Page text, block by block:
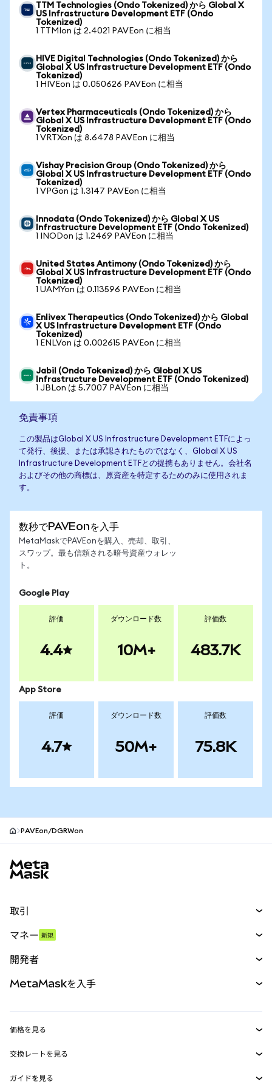
TTM Technologies (Ondo Tokenized) から Global X
US Infrastructure Development ETF (Ondo
Tokenized)
1 TTMIon は 2.4021 PAVEon に相当
HIVE Digital Technologies (Ondo Tokenized) から
Global X US Infrastructure Development ETF (Ondo
Tokenized)
1 HIVEon は 0.050626 PAVEon に相当
Vertex Pharmaceuticals (Ondo Tokenized) から
Global X US Infrastructure Development ETF (Ondo
Tokenized)
1 VRTXon は 8.6478 PAVEon に相当
Vishay Precision Group (Ondo Tokenized) から
Global X US Infrastructure Development ETF (Ondo
Tokenized)
1 VPGon は 1.3147 PAVEon に相当
Innodata (Ondo Tokenized) から Global X US
Infrastructure Development ETF (Ondo Tokenized)
1 INODon は 1.2469 PAVEon に相当
United States Antimony (Ondo Tokenized) から
Global X US Infrastructure Development ETF (Ondo
Tokenized)
1 UAMYon は 0.113596 PAVEon に相当
Enlivex Therapeutics (Ondo Tokenized) から Global
X US Infrastructure Development ETF (Ondo
Tokenized)
1 ENLVon は 0.002615 PAVEon に相当
Jabil (Ondo Tokenized) から Global X US
Infrastructure Development ETF (Ondo Tokenized)
1 JBLon は 5.7007 PAVEon に相当
免責事項
この製品はGlobal X US Infrastructure Development ETFによっ
て発行、後援、または承認されたものではなく、Global X US
Infrastructure Development ETFとの提携もありません。会社名
およびその他の商標は、原資産を特定するためのみに使用されま
す。
数秒でPAVEonを入手
MetaMaskでPAVEonを購入、売却、取引、
スワップ。最も信頼される暗号資産ウォレッ
ト。
Google Play
評価
4.4
ダウンロード数
10M+
評価数
483.7K
App Store
評価
4.7
ダウンロード数
50M+
評価数
75.8K
PAVEon/DGRWon
取引
パーペチュアル
RWA
マネー 新規
開発者
MetaMask Connect
Snaps
MetaMaskを入手
セキュリティ
価格を見る
イーサリアムの価格
Solanaの価格
交換レートを見る
ETH→USD
ガイドを見る